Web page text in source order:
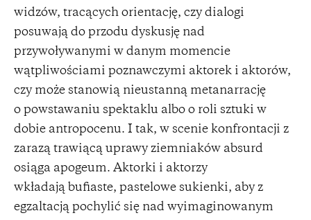
widzów, tracących orientację, czy dialogi
posuwają do przodu dyskusję nad
przywoływanymi w danym momencie
wątpliwościami poznawczymi aktorek i aktorów,
czy może stanowią nieustanną metanarrację
o powstawaniu spektaklu albo o roli sztuki w
dobie antropocenu. I tak, w scenie konfrontacji z
zarazą trawiącą uprawy ziemniaków absurd
osiąga apogeum. Aktorki i aktorzy
wkładają bufiaste, pastelowe sukienki, aby z
egzaltacją pochylić się nad wyimaginowanym